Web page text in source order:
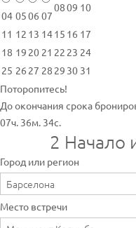
04 0506 07
0809 10
11 12 13 1415 16 17
18 19 20 21 22 23 24
25 26 27 28 29 30 31
Поторопитесь!
До окончания срока
07ч. 36м. 34с.
2 Начало
Город или регион
Место встречи